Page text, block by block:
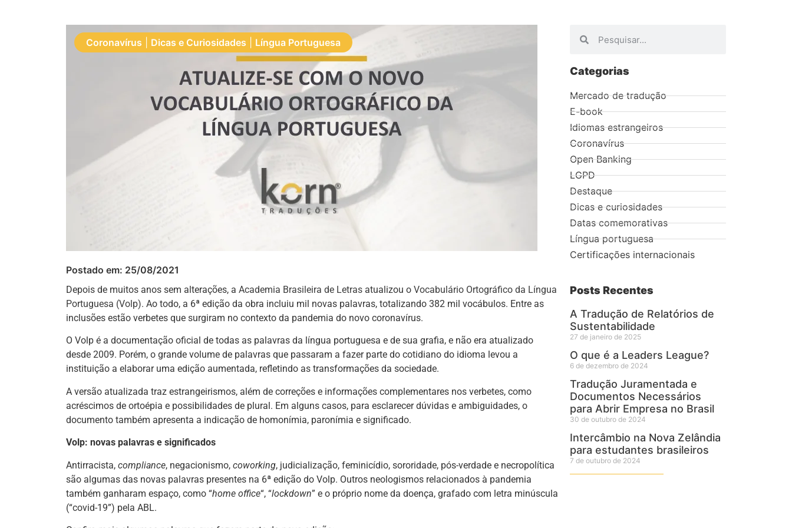
Coronavírus Dicas e Curiosidades Língua Portuguesa
Postado em: 25/08/2021
Depois de muitos anos sem alterações, a Academia Brasileira de Letras atualizou o Vocabulário Ortográfico da Língua
Portuguesa (Volp). Ao todo, a 6ª edição da obra incluiu mil novas palavras, totalizando 382 mil vocábulos. Entre as
inclusões estão verbetes que surgiram no contexto da pandemia do novo coronavírus.
O Volp é a documentação oficial de todas as palavras da língua portuguesa e de sua grafia, e não era atualizado
desde 2009. Porém, o grande volume de palavras que passaram a fazer parte do cotidiano do idioma levou a
instituição a elaborar uma edição aumentada, refletindo as transformações da sociedade.
A versão atualizada traz estrangeirismos, além de correções e informações complementares nos verbetes, como
acréscimos de ortoépia e possibilidades de plural. Em alguns casos, para esclarecer dúvidas e ambiguidades, o
documento também apresenta a indicação de homonímia, paronímia e significado.
Volp: novas palavras e significados
Antirracista, compliance, negacionismo, coworking, judicialização, feminicídio, sororidade, pós-verdade e necropolítica
são algumas das novas palavras presentes na 6ª edição do Volp. Outros neologismos relacionados à pandemia
também ganharam espaço, como “home office“, “lockdown” e o próprio nome da doença, grafado com letra minúscula
(“covid-19”) pela ABL.
Categorias
Mercado de tradução
E-book
Idiomas estrangeiros
Coronavírus
Open Banking
LGPD
Destaque
Dicas e curiosidades
Datas comemorativas
Língua portuguesa
Certificações internacionais
Posts Recentes
A Tradução de Relatórios de
Sustentabilidade
27 de janeiro de 2025
O que é a Leaders League?
6 de dezembro de 2024
Tradução Juramentada e
Documentos Necessários
para Abrir Empresa no Brasil
30 de outubro de 2024
Intercâmbio na Nova Zelândia
para estudantes brasileiros
7 de outubro de 2024